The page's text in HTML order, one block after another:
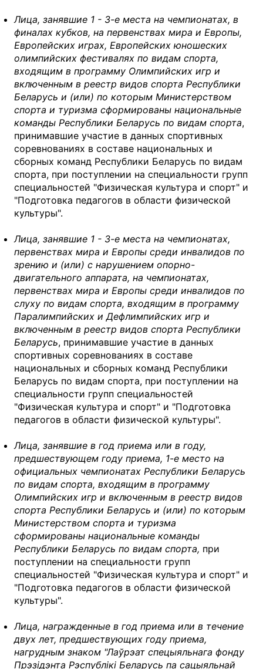
Лица, занявшие 1 - 3-е места на чемпионатах, в
финалах кубков, на первенствах мира и Европы,
Европейских играх, Европейских юношеских
олимпийских фестивалях по видам спорта,
входящим в программу Олимпийских игр и
включенным в реестр видов спорта Республики
Беларусь и (или) по которым Министерством
спорта и туризма сформированы национальные
команды Республики Беларусь по видам спорта,
принимавшие участие в данных спортивных
соревнованиях в составе национальных и
сборных команд Республики Беларусь по видам
спорта, при поступлении на специальности групп
специальностей "Физическая культура и спорт" и
"Подготовка педагогов в области физической
культуры".
Лица, занявшие 1 - 3-е места на чемпионатах,
первенствах мира и Европы среди инвалидов по
зрению и (или) с нарушением опорно-
двигательного аппарата, на чемпионатах,
первенствах мира и Европы среди инвалидов по
слуху по видам спорта, входящим в программу
Паралимпийских и Дефлимпийских игр и
включенным в реестр видов спорта Республики
Беларусь, принимавшие участие в данных
спортивных соревнованиях в составе
национальных и сборных команд Республики
Беларусь по видам спорта, при поступлении на
специальности групп специальностей
"Физическая культура и спорт" и "Подготовка
педагогов в области физической культуры".
Лица, занявшие в год приема или в году,
предшествующем году приема, 1-е место на
официальных чемпионатах Республики Беларусь
по видам спорта, входящим в программу
Олимпийских игр и включенным в реестр видов
спорта Республики Беларусь и (или) по которым
Министерством спорта и туризма
сформированы национальные команды
Республики Беларусь по видам спорта, при
поступлении на специальности групп
специальностей "Физическая культура и спорт" и
"Подготовка педагогов в области физической
культуры".
Лица, награжденные в год приема или в течение
двух лет, предшествующих году приема,
нагрудным знаком "Лаўрэат спецыяльнага фонду
Прэзiдэнта Рэспублiкi Беларусь па сацыяльнай